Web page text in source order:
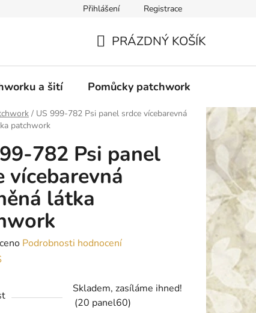
Obchodní podmínky
Přihlášení Registrace
KOŠÍK
PRÁZDNÝ KOŠÍK
a šití Pomůcky patchwork
/ US 999-782 Psi panel srdce vícebarevná
patchwork
782 Psi panel
vícebarevná
látka
Podrobnosti hodnocení
Skladem, zasíláme ihned!
(20 panel60)